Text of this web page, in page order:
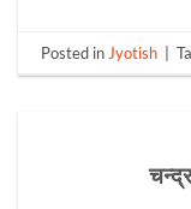
Posted in Jyotish |